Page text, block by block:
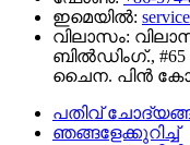
ഇമെയിൽ:
വിലാസം:
ബിൽഡിംഗ്.,
ചൈന. പിൻ
പതിവ്
ഞങ്ങളേക്കുറിച്ച്